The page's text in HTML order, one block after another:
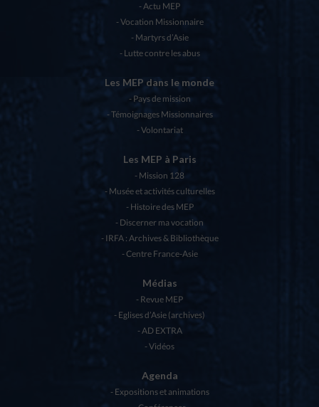
Actu MEP
Vocation Missionnaire
Martyrs d’Asie
Lutte contre les abus
Les MEP dans le monde
Pays de mission
Témoignages Missionnaires
Volontariat
Les MEP à Paris
Mission 128
Musée et activités culturelles
Histoire des MEP
Discerner ma vocation
IRFA : Archives & Bibliothèque
Centre France-Asie
Médias
Revue MEP
Eglises d’Asie (archives)
AD EXTRA
Vidéos
Agenda
Expositions et animations